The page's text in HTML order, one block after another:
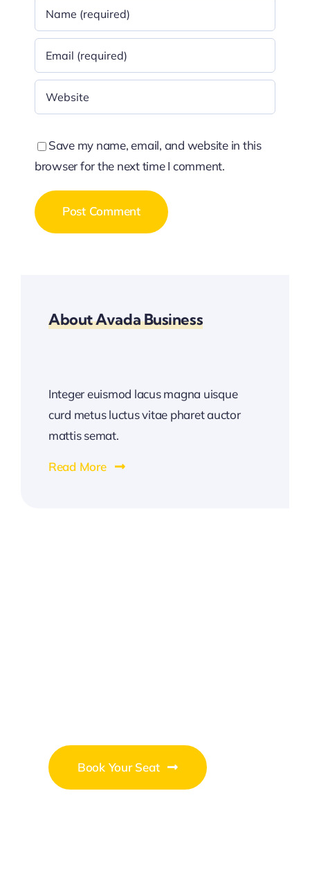
Save my name, email, and website in this
browser for the next time I comment.
About Avada Business
Integer euismod lacus magna uisque
curd metus luctus vitae pharet auctor
mattis semat.
Read More
Book Your Seat